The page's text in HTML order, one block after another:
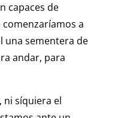
capaces de
a
una sementera de
andar, para
ni síquiera el